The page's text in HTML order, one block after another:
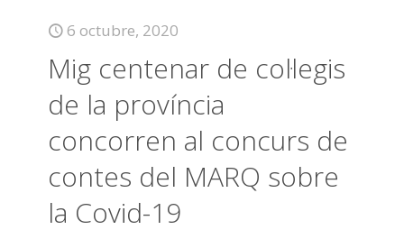
6 octubre, 2020
Mig centenar de col·legis
de la província
concorren al concurs de
contes del MARQ sobre
la Covid-19